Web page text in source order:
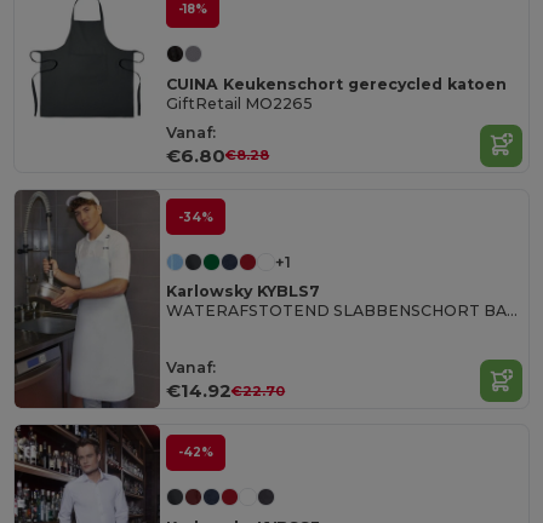
-18%
CUINA Keukenschort gerecycled katoen
GiftRetail MO2265
Vanaf:
€6.80€8.28
-34%
+1
Karlowsky KYBLS7
WATERAFSTOTEND SLABBENSCHORT BASIC MET GESP
Vanaf:
€14.92€22.70
-42%